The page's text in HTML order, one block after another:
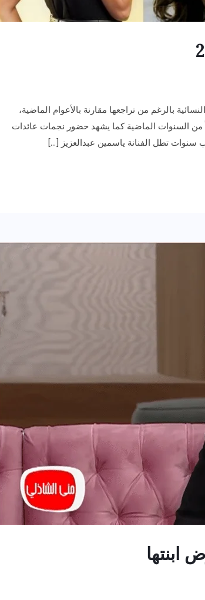
بالرغم من تراجعها مقارنة بالأعوام الماضية،
من السنوات الماضية كما يشهد حضور نجمات عائدات
سنوات تطل الفنانة ياسمين عبدالعزيز […]
أخبار عامة رياضة وفن